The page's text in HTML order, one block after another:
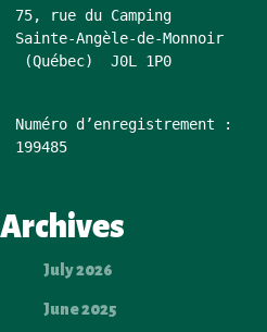
75, rue du Camping
Sainte‑Angèle‑de‑Monnoir
(Québec)  J0L 1P0
Numéro d’enregistrement :
199485
Archives
July 2026
June 2025